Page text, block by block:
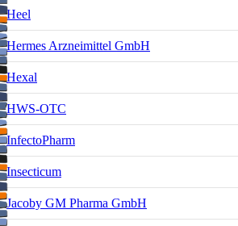
Heel
Hermes Arzneimittel GmbH
Hexal
HWS-OTC
InfectoPharm
Insecticum
Jacoby GM Pharma GmbH